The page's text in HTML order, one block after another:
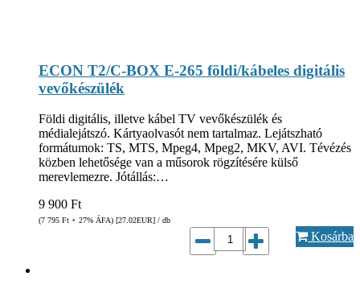
ECON T2/C-BOX E-265 földi/kábeles digitális
vevőkészülék
Földi digitális, illetve kábel TV vevőkészülék és
médialejátszó. Kártyaolvasót nem tartalmaz. Lejátszható
formátumok: TS, MTS, Mpeg4, Mpeg2, MKV, AVI. Tévézés
közben lehetősége van a műsorok rögzítésére külső
merevlemezre. Jótállás:…
9 900 Ft
(7 795 Ft + 27% ÁFA) [27.02EUR] / db
Kosárba